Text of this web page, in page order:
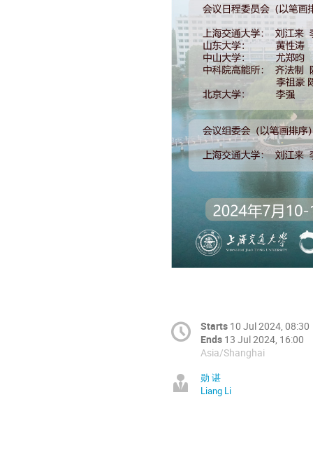
Starts 10 Jul 2024, 08:30
Ends 13 Jul 2024, 16:00
Asia/Shanghai
勋 谌
Liang Li